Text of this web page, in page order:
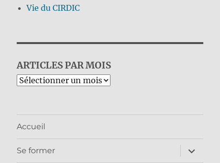
Vie du CIRDIC
ARTICLES PAR MOIS
Archives
Accueil
Se former
ouvrir
le